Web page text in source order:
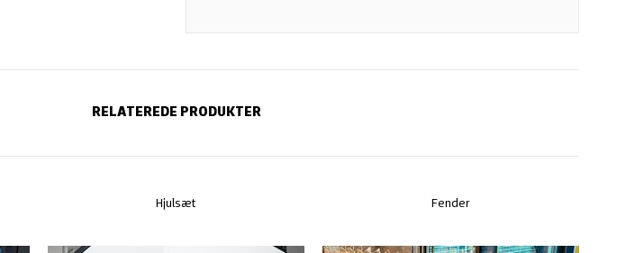
RELATEREDE PRODUKTER
Hjulsæt Fender